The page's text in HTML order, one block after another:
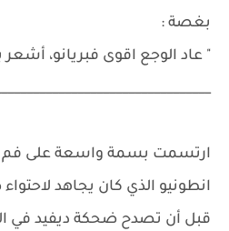
بغصة :
" عاد الوجع اقوى فبريانو، أشعر
ارتسمت بسمة واسعة على فم
انطونيو الذي كان يجاهد
قبل أن تصدح ضحكة ديفيد في